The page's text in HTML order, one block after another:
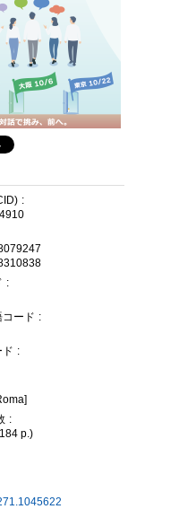
ード
ド
p.)